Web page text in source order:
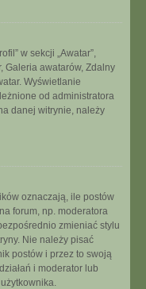
w sekcji „Awatar”,
Galeria awatarów, Zdalny
Wyświetlanie
od administratora
danej witrynie, należy
oznaczają, ile postów
forum, np. moderatora
zmieniać stylu
Nie należy pisać
postów i przez to swoją
i moderator lub